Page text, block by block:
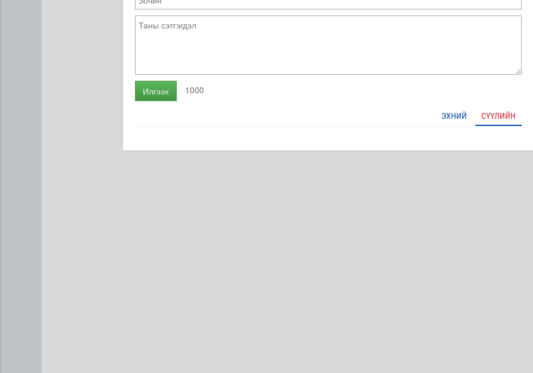
Илгээх 1000
ЭХНИЙ СҮҮЛИЙН